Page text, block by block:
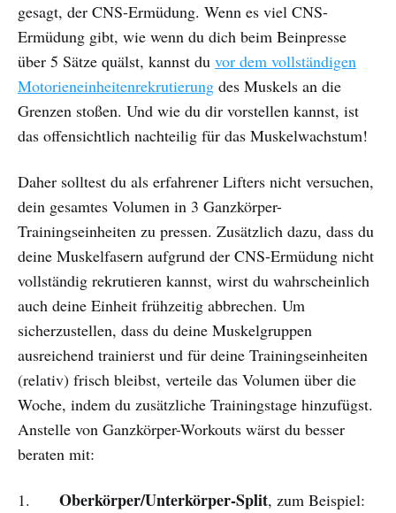
gesagt, der CNS-Ermüdung. Wenn es viel CNS-
Ermüdung gibt, wie wenn du dich beim Beinpresse
über 5 Sätze quälst, kannst du vor dem vollständigen
Motorieneinheitenrekrutierung des Muskels an die
Grenzen stoßen. Und wie du dir vorstellen kannst, ist
das offensichtlich nachteilig für das Muskelwachstum!
Daher solltest du als erfahrener Lifters nicht versuchen,
dein gesamtes Volumen in 3 Ganzkörper-
Trainingseinheiten zu pressen. Zusätzlich dazu, dass du
deine Muskelfasern aufgrund der CNS-Ermüdung nicht
vollständig rekrutieren kannst, wirst du wahrscheinlich
auch deine Einheit frühzeitig abbrechen. Um
sicherzustellen, dass du deine Muskelgruppen
ausreichend trainierst und für deine Trainingseinheiten
(relativ) frisch bleibst, verteile das Volumen über die
Woche, indem du zusätzliche Trainingstage hinzufügst.
Anstelle von Ganzkörper-Workouts wärst du besser
beraten mit:
1. Oberkörper/Unterkörper-Split, zum Beispiel: